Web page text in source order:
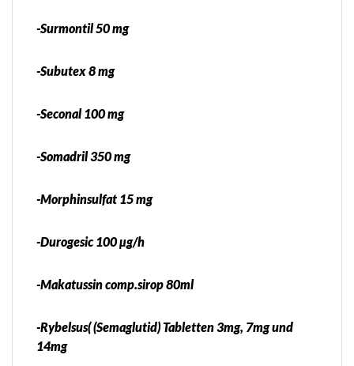
-Surmontil 50 mg
-Subutex 8 mg
-Seconal 100 mg
-Somadril 350 mg
-Morphinsulfat 15 mg
-Durogesic 100 µg/h
-Makatussin comp.sirop 80ml
-Rybelsus( (Semaglutid) Tabletten 3mg, 7mg und
14mg